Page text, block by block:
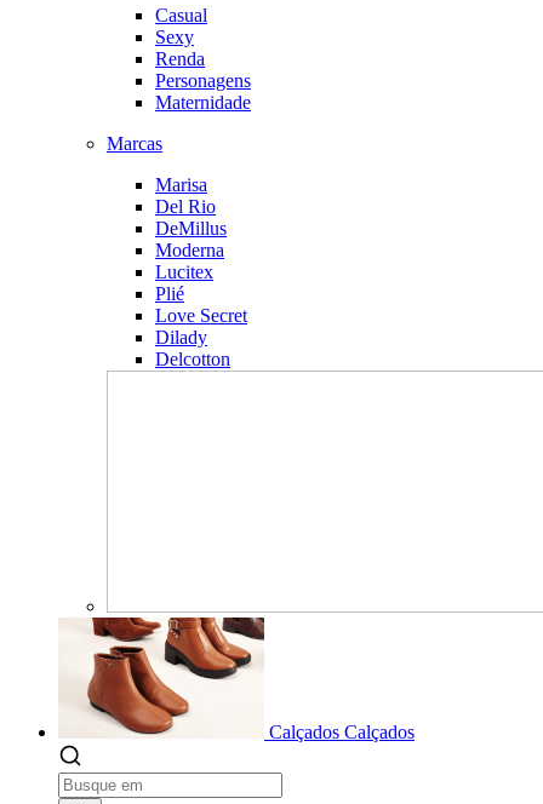
Casual
Sexy
Renda
Personagens
Maternidade
Marcas
Marisa
Del Rio
DeMillus
Moderna
Lucitex
Plié
Love Secret
Dilady
Delcotton
Calçados Calçados